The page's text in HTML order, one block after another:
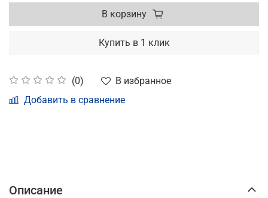
(0)
В избранное
Добавить в сравнение
В корзину
Купить в 1 клик
Описание